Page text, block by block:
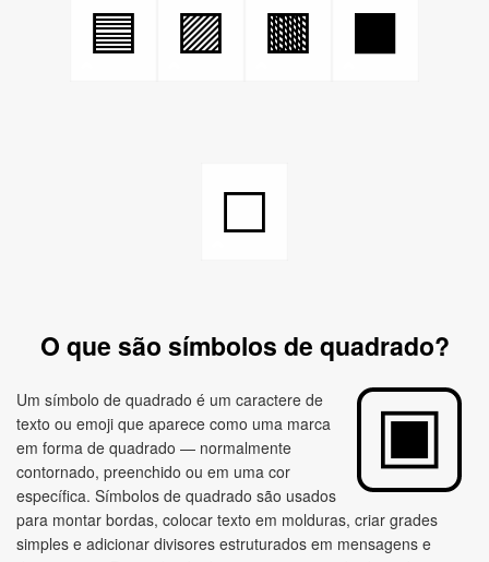
🟦 🟪 🟫
⬜
O que são símbolos de quadrado?
Um símbolo de quadrado é um caractere de
texto ou emoji que aparece como uma marca
em forma de quadrado — normalmente
contornado, preenchido ou em uma cor
específica. Símbolos de quadrado são usados
para montar bordas, colocar texto em molduras, criar grades
simples e adicionar divisores estruturados em mensagens e